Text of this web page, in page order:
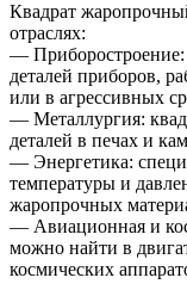
Квадрат
отраслях:
— Приборостроение:
деталей приборов,
или в агрессивных
— Металлургия:
деталей в печах и
— Энергетика:
температуры и
жаропрочных
— Авиационная и
можно найти в
космических